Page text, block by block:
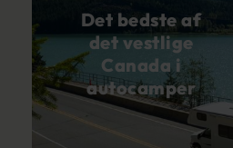
Det bedste af
det vestlige
Canada i
autocamper